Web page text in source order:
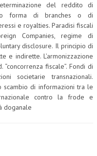
del reddito di
forma di branches o di
e royalties. Paradisi fiscali
Companies, regime di
disclosure. Il principio di
e indirette. L’armonizzazione
fiscale”. Fondi di
societarie transnazionali.
scambio di informazioni tra le
contro la frode e
doganale